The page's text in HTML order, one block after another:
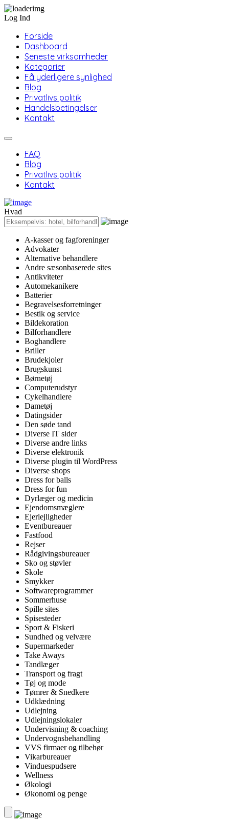
Log Ind
Forside
Dashboard
Seneste virksomheder
Kategorier
Få yderligere synlighed
Blog
Privatlivs politik
Handelsbetingelser
Kontakt
FAQ
Blog
Privatlivs politik
Kontakt
Hvad
A-kasser og fagforeninger
Advokater
Alternative behandlere
Andre sæsonbaserede sites
Antikviteter
Automekanikere
Batterier
Begravelsesforretninger
Bestik og service
Bildekoration
Bilforhandlere
Boghandlere
Briller
Brudekjoler
Brugskunst
Børnetøj
Computerudstyr
Cykelhandlere
Dametøj
Datingsider
Den søde tand
Diverse IT sider
Diverse andre links
Diverse elektronik
Diverse plugin til WordPress
Diverse shops
Dress for balls
Dress for fun
Dyrlæger og medicin
Ejendomsmæglere
Ejerlejligheder
Eventbureauer
Fastfood
Rejser
Rådgivingsbureauer
Sko og støvler
Skole
Smykker
Softwareprogrammer
Sommerhuse
Spille sites
Spisesteder
Sport & Fiskeri
Sundhed og velvære
Supermarkeder
Take Aways
Tandlæger
Transport og fragt
Tøj og mode
Tømrer & Snedkere
Udklædning
Udlejning
Udlejningslokaler
Undervisning & coaching
Undervognsbehandling
VVS firmaer og tilbehør
Vikarbureauer
Vinduespudsere
Wellness
Økologi
Økonomi og penge